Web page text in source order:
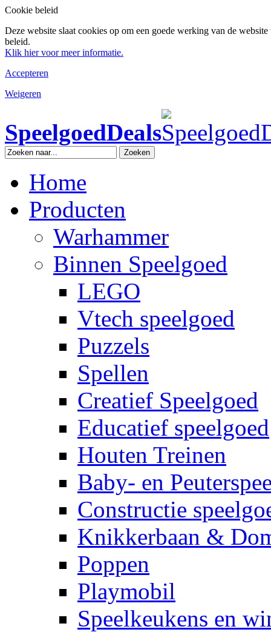
Cookie beleid
Deze website slaat cookies op om een goede werking van de
beleid.
Klik hier voor meer informatie.
Accepteren
Weigeren
SpeelgoedDeals
Zoeken
Home
Producten
Warhammer
Binnen Speelgoed
LEGO
Vtech speelgoed
Puzzels
Spellen
Creatief Speelgoed
Educatief speelgoed
Houten Treinen
Baby- en
Constructie
Knikkerbaan &
Poppen
Playmobil
Speelkeukens en